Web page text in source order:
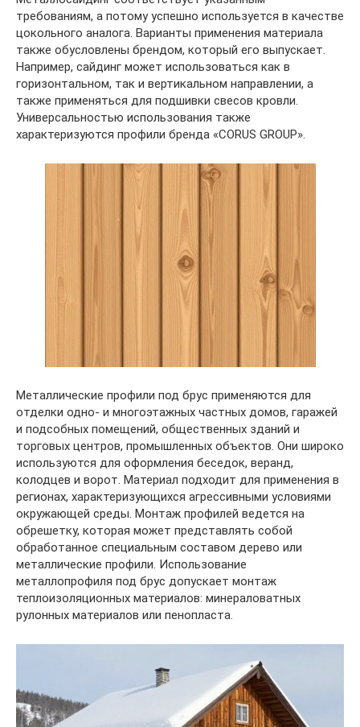
требованиям, а потому успешно используется в качестве
цокольного аналога. Варианты применения материала
также обусловлены брендом, который его выпускает.
Например, сайдинг может использоваться как в
горизонтальном, так и вертикальном направлении, а
также применяться для подшивки свесов кровли.
Универсальностью использования также
характеризуются профили бренда «CORUS GROUP».
Металлические профили под брус применяются для
отделки одно- и многоэтажных частных домов, гаражей
и подсобных помещений, общественных зданий и
торговых центров, промышленных объектов. Они широко
используются для оформления беседок, веранд,
колодцев и ворот. Материал подходит для применения в
регионах, характеризующихся агрессивными условиями
окружающей среды. Монтаж профилей ведется на
обрешетку, которая может представлять собой
обработанное специальным составом дерево или
металлические профили. Использование
металлопрофиля под брус допускает монтаж
теплоизоляционных материалов: минераловатных
рулонных материалов или пенопласта.